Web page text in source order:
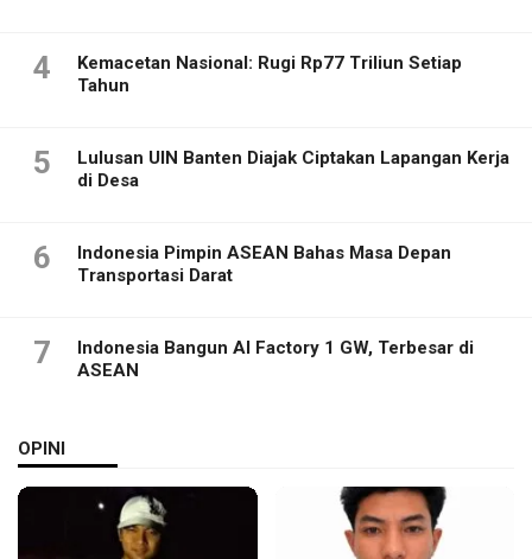
4
Kemacetan Nasional: Rugi Rp77 Triliun Setiap
Tahun
5
Lulusan UIN Banten Diajak Ciptakan Lapangan Kerja
di Desa
6
Indonesia Pimpin ASEAN Bahas Masa Depan
Transportasi Darat
7
Indonesia Bangun AI Factory 1 GW, Terbesar di
ASEAN
OPINI